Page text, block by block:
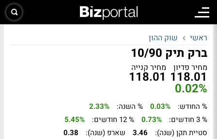
ראשי שוק ההון
ברק תיק 10/90
מחיר פדיון
118.01
מחיר קנייה
118.01
0.02%
% החודש: 0.03% % השנה:
2.33%
% 3 חודשים:
0.73% % 12 חודשים:
5.45%
סטיית תקן (שנה):
3.46 שארפ (שנה): 0.38